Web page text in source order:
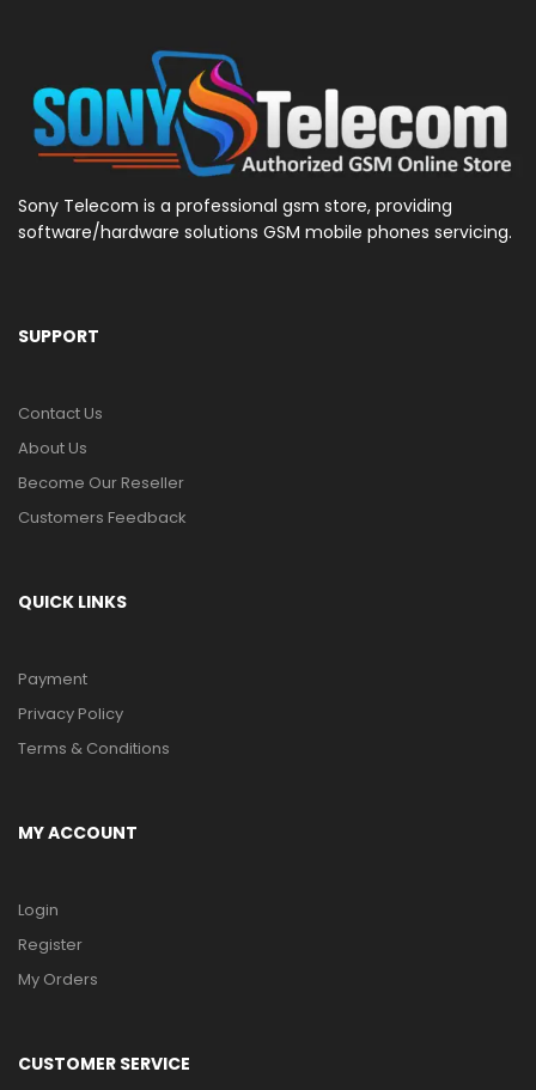
Sony Telecom is a professional gsm store, providing
software/hardware solutions GSM mobile phones servicing.
SUPPORT
Contact Us
About Us
Become Our Reseller
Customers Feedback
QUICK LINKS
Payment
Privacy Policy
Terms & Conditions
MY ACCOUNT
Login
Register
My Orders
CUSTOMER SERVICE